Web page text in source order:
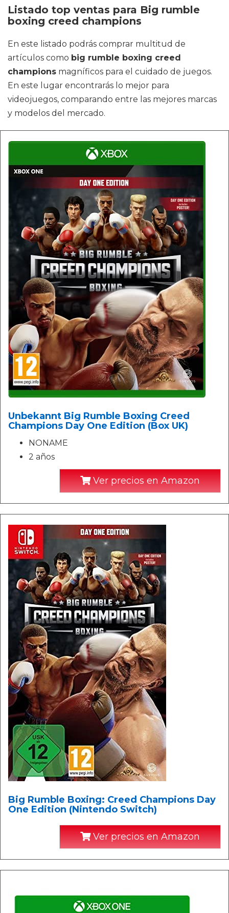
Listado top ventas para Big rumble
boxing creed champions
En este listado podrás comprar multitud de
artículos como big rumble boxing creed
champions magníficos para el cuidado de juegos.
En este lugar encontrarás lo mejor para
videojuegos, comparando entre las mejores marcas
y modelos del mercado.
Unbekannt Big Rumble Boxing Creed
Champions Day One Edition (Box UK)
NONAME
2 años
Ver precios en Amazon
Big Rumble Boxing: Creed Champions Day
One Edition (Nintendo Switch)
Ver precios en Amazon